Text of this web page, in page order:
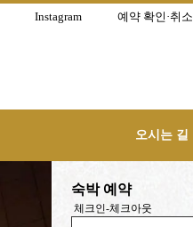
Instagram 예약 확인·취소
오시는 길
숙박 예약
체크인-체크아웃